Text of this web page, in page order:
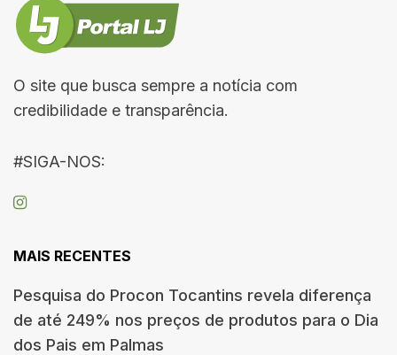
O site que busca sempre a notícia com
credibilidade e transparência.
#SIGA-NOS:
MAIS RECENTES
Pesquisa do Procon Tocantins revela diferença
de até 249% nos preços de produtos para o Dia
dos Pais em Palmas